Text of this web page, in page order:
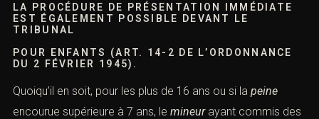
LA PROCÉDURE DE PRÉSENTATION IMMÉDIATE
EST ÉGALEMENT POSSIBLE DEVANT LE
T RIBUNAL
POUR ENFANTS
(ART. 14-2 DE L’ORDONNANCE
DU 2 FÉVRIER 1945).
Quoiqu’il en soit, pour les plus de 16 ans ou si la peine
encourue supérieure à 7 ans, le mineur ayant commis des